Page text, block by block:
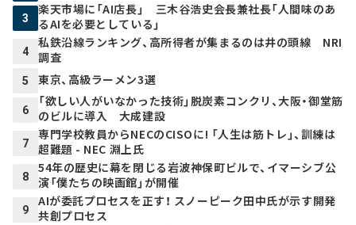
3
楽天市場に「AI店長」 三木谷浩史会長兼社長「人間味のあ
るAIを必要としている」
4
私鉄沿線ランキング、高所得者が集まるのは井の頭線 NRI
調査
5 東京、高級ラーメン3選
6
「欲しい人がいなかった技術」脱炭素コンクリ、大阪・御堂筋
のビルに導入 大成建設
7
専門学校教員からNECのCISOに! 「人生は筋トレ」、訓練は
超難題 - NEC 淵上氏
8
54年の歴史に幕を閉じる岩波神保町ビルで、イマーシブ公
演「僕たちの映画館」が開催
9
AIが委託プロセスを正す！ スノーピーク田中氏が示す開発
共創プロセス